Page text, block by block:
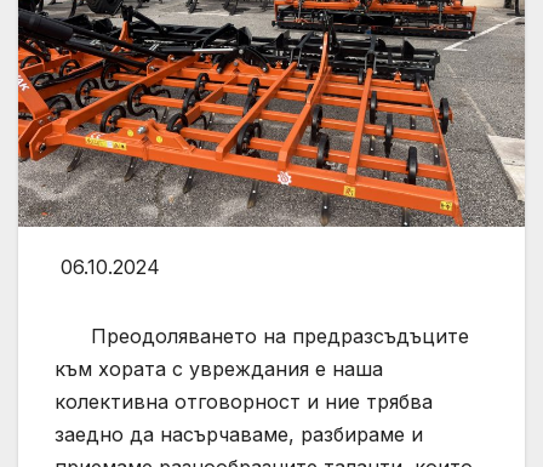
06.10.2024
Преодоляването на предразсъдъците
към хората с увреждания е наша
колективна отговорност и ние трябва
заедно да насърчаваме, разбираме и